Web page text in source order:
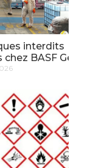
interdits
BASF Genay